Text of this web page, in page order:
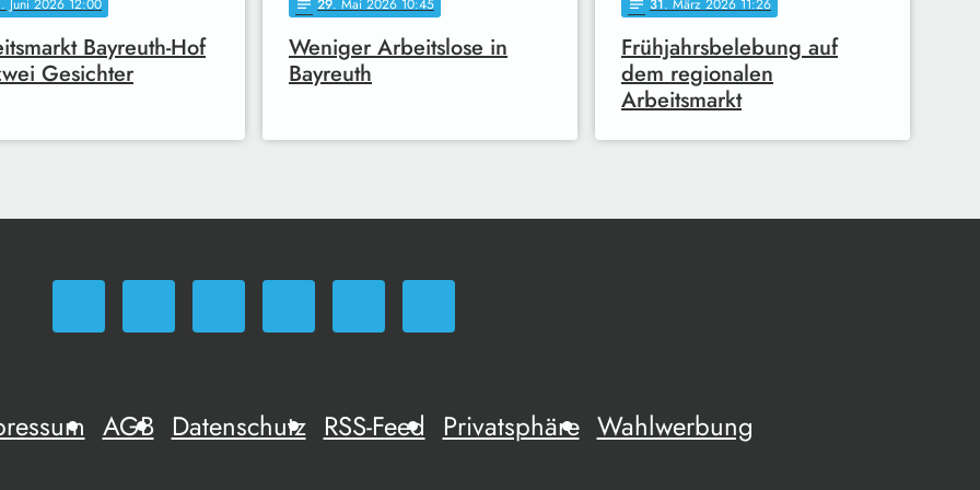
. Juni 2026 12:00
Bayreuth-Hof
Gesichter
notes 29. Mai 2026 10:45
Weniger Arbeitslose in
Bayreuth
notes 31. März 2026 11:26
Frühjahrsbelebung auf
dem regionalen
Arbeitsmarkt
AGB Datenschutz RSS-Feed Privatsphäre Wahlwerbung